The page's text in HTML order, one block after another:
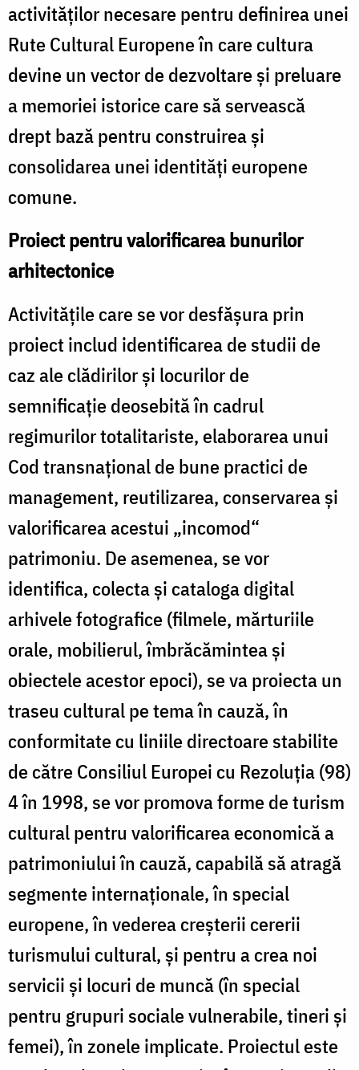
activităţilor necesare pentru definirea unei
Rute Cultural Europene în care cultura
devine un vector de dezvoltare şi preluare
a memoriei istorice care să servească
drept bază pentru construirea şi
consolidarea unei identităţi europene
comune.
Proiect pentru valorificarea bunurilor
arhitectonice
Activităţile care se vor desfăşura prin
proiect includ identificarea de studii de
caz ale clădirilor şi locurilor de
semnificaţie deosebită în cadrul
regimurilor totalitariste, elaborarea unui
Cod transnaţional de bune practici de
management, reutilizarea, conservarea şi
valorificarea acestui „incomod“
patrimoniu. De asemenea, se vor
identifica, colecta şi cataloga digital
arhivele fotografice (filmele, mărturiile
orale, mobilierul, îmbrăcămintea şi
obiectele acestor epoci), se va proiecta un
traseu cultural pe tema în cauză, în
conformitate cu liniile directoare stabilite
de către Consiliul Europei cu Rezoluţia (98)
4 în 1998, se vor promova forme de turism
cultural pentru valorificarea economică a
patrimoniului în cauză, capabilă să atragă
segmente internaţionale, în special
europene, în vederea creşterii cererii
turismului cultural, şi pentru a crea noi
servicii şi locuri de muncă (în special
pentru grupuri sociale vulnerabile, tineri şi
femei), în zonele implicate. Proiectul este